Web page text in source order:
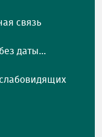
связь
даты...